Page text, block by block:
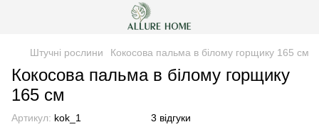
Штучні рослини Кокосова пальма в білому горщику 165 см
Кокосова пальма в білому горщику
165 см
Артикул: kok_1 3 відгуки